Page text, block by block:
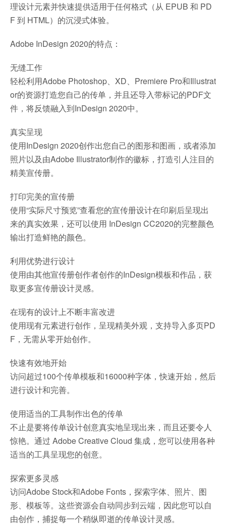
理设计元素并快速提供适用于任何格式（从 EPUB 和 PD
F 到 HTML）的沉浸式体验。
Adobe InDesign 2020的特点：
无缝工作
轻松利用Adobe Photoshop、XD、Premiere Pro和Illustrat
or的资源打造您自己的传单，并且还导入带标记的PDF文
件，将反馈融入到InDesign 2020中。
真实呈现
使用InDesign 2020创作出您自己的图形和图画，或者添加
照片以及由Adobe Illustrator制作的徽标，打造引人注目的
精美宣传册。
打印完美的宣传册
使用“实际尺寸预览”查看您的宣传册设计在印刷后呈现出
来的真实效果，还可以使用 InDesign CC2020的完整颜色
输出打造鲜艳的颜色。
利用优势进行设计
使用由其他宣传册创作者创作的InDesign模板和作品，获
取更多宣传册设计灵感。
在现有的设计上不断丰富改进
使用现有元素进行创作，呈现精美外观，支持导入多页PD
F，无需从零开始创作。
快速有效地开始
访问超过100个传单模板和16000种字体，快速开始，然后
进行设计和完善。
使用适当的工具制作出色的传单
不止是要将传单设计创意真实地呈现出来，而且还要令人
惊艳。通过 Adobe Creative Cloud 集成，您可以使用各种
适当的工具呈现您的创意。
探索更多灵感
访问Adobe Stock和Adobe Fonts，探索字体、照片、图
形、模板等。这些资源会自动同步到云端，因此您可以自
由创作，捕捉每一个稍纵即逝的传单设计灵感。